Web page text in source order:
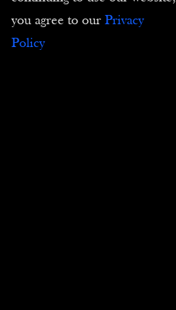
Droit des images et des textes
you agree to our Privacy
Policy